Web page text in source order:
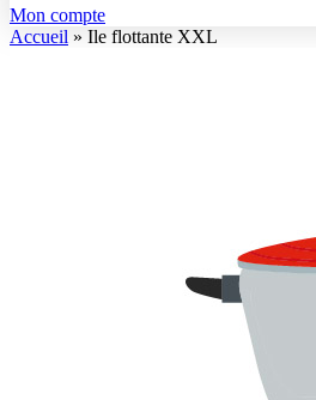
Mon compte
Accueil » Ile flottante XXL